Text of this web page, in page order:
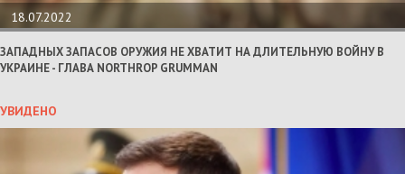
18.07.2022
ЗАПАДНЫХ ЗАПАСОВ ОРУЖИЯ НЕ ХВАТИТ НА ДЛИТЕЛЬНУЮ ВОЙНУ В
УКРАИНЕ - ГЛАВА NORTHROP GRUMMAN
УВИДЕНО